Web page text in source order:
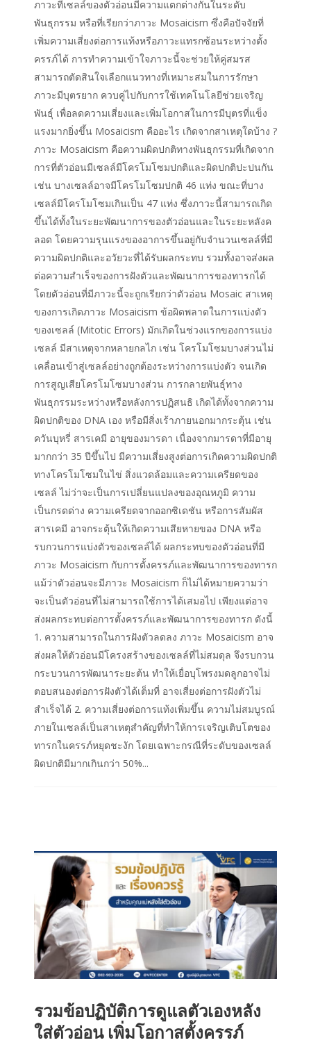
ภาวะที่เซลล์ของตัวอ่อนมีความแตกต่างกันในระดับ
พันธุกรรม หรือที่เรียกว่าภาวะ Mosaicism ซึ่งคือปัจจัยที่
เพิ่มความเสี่ยงต่อการแท้งหรือภาวะแทรกซ้อนระหว่างตั้ง
ครรภ์ได้ การทำความเข้าใจภาวะนี้จะช่วยให้คู่สมรส
สามารถตัดสินใจเลือกแนวทางที่เหมาะสมในการรักษา
ภาวะมีบุตรยาก ควบคู่ไปกับการใช้เทคโนโลยีช่วยเจริญ
พันธุ์ เพื่อลดความเสี่ยงและเพิ่มโอกาสในการมีบุตรที่แข็ง
แรงมากยิ่งขึ้น Mosaicism คืออะไร เกิดจากสาเหตุใดบ้าง ?
ภาวะ Mosaicism คือความผิดปกติทางพันธุกรรมที่เกิดจาก
การที่ตัวอ่อนมีเซลล์มีโครโมโซมปกติและผิดปกติปะปนกัน
เช่น บางเซลล์อาจมีโครโมโซมปกติ 46 แท่ง ขณะที่บาง
เซลล์มีโครโมโซมเกินเป็น 47 แท่ง ซึ่งภาวะนี้สามารถเกิด
ขึ้นได้ทั้งในระยะพัฒนาการของตัวอ่อนและในระยะหลังค
ลอด โดยความรุนแรงของอาการขึ้นอยู่กับจำนวนเซลล์ที่มี
ความผิดปกติและอวัยวะที่ได้รับผลกระทบ รวมทั้งอาจส่งผล
ต่อความสำเร็จของการฝังตัวและพัฒนาการของทารกได้
โดยตัวอ่อนที่มีภาวะนี้จะถูกเรียกว่าตัวอ่อน Mosaic สาเหตุ
ของการเกิดภาวะ Mosaicism ข้อผิดพลาดในการแบ่งตัว
ของเซลล์ (Mitotic Errors) มักเกิดในช่วงแรกของการแบ่ง
เซลล์ มีสาเหตุจากหลายกลไก เช่น โครโมโซมบางส่วนไม่
เคลื่อนเข้าสู่เซลล์อย่างถูกต้องระหว่างการแบ่งตัว จนเกิด
การสูญเสียโครโมโซมบางส่วน การกลายพันธุ์ทาง
พันธุกรรมระหว่างหรือหลังการปฏิสนธิ เกิดได้ทั้งจากความ
ผิดปกติของ DNA เอง หรือมีสิ่งเร้าภายนอกมากระตุ้น เช่น
ควันบุหรี่ สารเคมี อายุของมารดา เนื่องจากมารดาที่มีอายุ
มากกว่า 35 ปีขึ้นไป มีความเสี่ยงสูงต่อการเกิดความผิดปกติ
ทางโครโมโซมในไข่ สิ่งแวดล้อมและความเครียดของ
เซลล์ ไม่ว่าจะเป็นการเปลี่ยนแปลงของอุณหภูมิ ความ
เป็นกรดด่าง ความเครียดจากออกซิเดชัน หรือการสัมผัส
สารเคมี อาจกระตุ้นให้เกิดความเสียหายของ DNA หรือ
รบกวนการแบ่งตัวของเซลล์ได้ ผลกระทบของตัวอ่อนที่มี
ภาวะ Mosaicism กับการตั้งครรภ์และพัฒนาการของทารก
แม้ว่าตัวอ่อนจะมีภาวะ Mosaicism ก็ไม่ได้หมายความว่า
จะเป็นตัวอ่อนที่ไม่สามารถใช้การได้เสมอไป เพียงแต่อาจ
ส่งผลกระทบต่อการตั้งครรภ์และพัฒนาการของทารก ดังนี้
1. ความสามารถในการฝังตัวลดลง ภาวะ Mosaicism อาจ
ส่งผลให้ตัวอ่อนมีโครงสร้างของเซลล์ที่ไม่สมดุล จึงรบกวน
กระบวนการพัฒนาระยะต้น ทำให้เยื่อบุโพรงมดลูกอาจไม่
ตอบสนองต่อการฝังตัวได้เต็มที่ อาจเสี่ยงต่อการฝังตัวไม่
สำเร็จได้ 2. ความเสี่ยงต่อการแท้งเพิ่มขึ้น ความไม่สมบูรณ์
ภายในเซลล์เป็นสาเหตุสำคัญที่ทำให้การเจริญเติบโตของ
ทารกในครรภ์หยุดชะงัก โดยเฉพาะกรณีที่ระดับของเซลล์
ผิดปกติมีมากเกินกว่า 50%...
รวมข้อปฏิบัติการดูแลตัวเองหลัง
ใส่ตัวอ่อน เพิ่มโอกาสตั้งครรภ์